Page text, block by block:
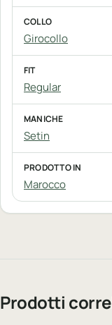
COLLO
Girocollo
FIT
Regular
MANICHE
Setin
PRODOTTO IN
Marocco
Prodotti